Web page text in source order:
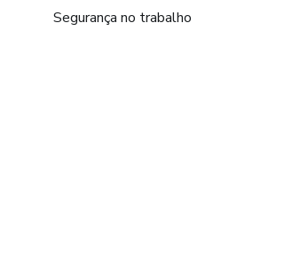
Segurança no trabalho